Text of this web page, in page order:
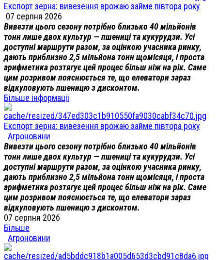
Експорт зерна: вивезення врожаю займе півтора року
07 серпня 2026
Вивезти цього сезону потрібно близько 40 мільйонів
тонн лише двох культур — пшениці та кукурудзи. Усі
доступні маршрути разом, за оцінкою учасника ринку,
дають приблизно 2,5 мільйона тонн щомісяця, і проста
арифметика розтягує цей процес більш ніж на рік. Саме
цим розривом пояснюється те, що елеватори зараз
відкуповують пшеницю з дисконтом.
Більше інформації
Експорт зерна: вивезення врожаю займе півтора року
Агроновини
Вивезти цього сезону потрібно близько 40 мільйонів
тонн лише двох культур — пшениці та кукурудзи. Усі
доступні маршрути разом, за оцінкою учасника ринку,
дають приблизно 2,5 мільйона тонн щомісяця, і проста
арифметика розтягує цей процес більш ніж на рік. Саме
цим розривом пояснюється те, що елеватори зараз
відкуповують пшеницю з дисконтом.
07 серпня 2026
Більше
Агроновини